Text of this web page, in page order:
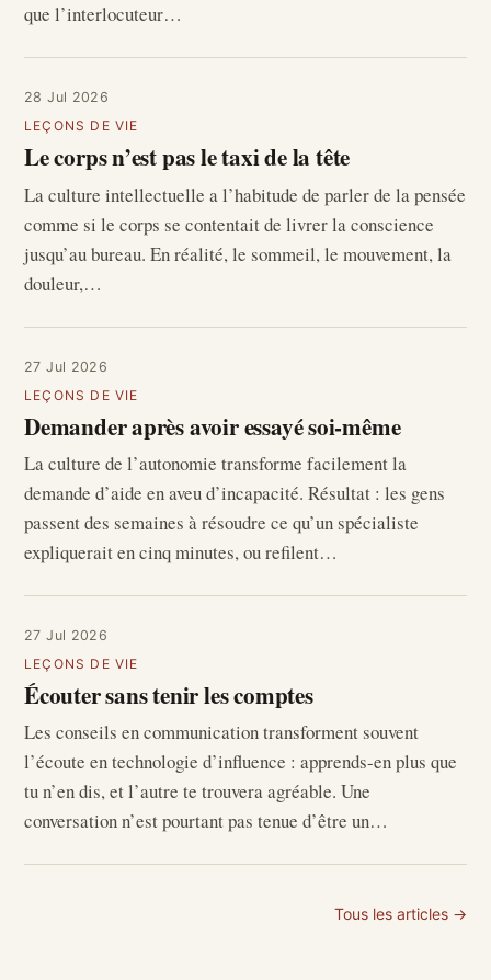
que l’interlocuteur…
28 Jul 2026
LEÇONS DE VIE
Le corps n’est pas le taxi de la tête
La culture intellectuelle a l’habitude de parler de la pensée
comme si le corps se contentait de livrer la conscience
jusqu’au bureau. En réalité, le sommeil, le mouvement, la
douleur,…
27 Jul 2026
LEÇONS DE VIE
Demander après avoir essayé soi-même
La culture de l’autonomie transforme facilement la
demande d’aide en aveu d’incapacité. Résultat : les gens
passent des semaines à résoudre ce qu’un spécialiste
expliquerait en cinq minutes, ou refilent…
27 Jul 2026
LEÇONS DE VIE
Écouter sans tenir les comptes
Les conseils en communication transforment souvent
l’écoute en technologie d’influence : apprends-en plus que
tu n’en dis, et l’autre te trouvera agréable. Une
conversation n’est pourtant pas tenue d’être un…
Tous les articles →